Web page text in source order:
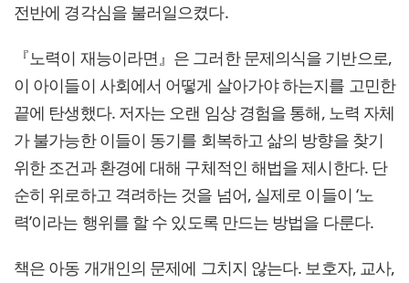
전반에 경각심을 불러일으켰다.
『노력이 재능이라면』은 그러한 문제의식을 기반으로,
이 아이들이 사회에서 어떻게 살아가야 하는지를 고민한
끝에 탄생했다. 저자는 오랜 임상 경험을 통해, 노력 자체
가 불가능한 이들이 동기를 회복하고 삶의 방향을 찾기
위한 조건과 환경에 대해 구체적인 해법을 제시한다. 단
순히 위로하고 격려하는 것을 넘어, 실제로 이들이 ‘노
력’이라는 행위를 할 수 있도록 만드는 방법을 다룬다.
책은 아동 개개인의 문제에 그치지 않는다. 보호자, 교사,